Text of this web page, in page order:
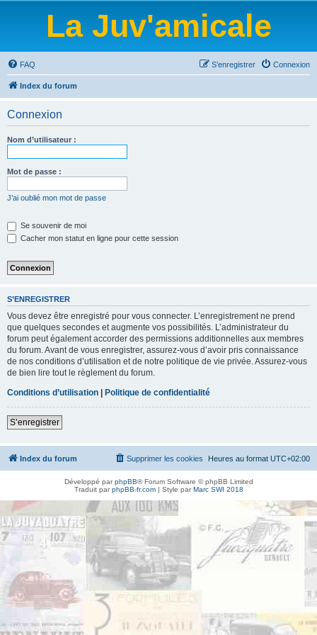
La Juv'amicale
FAQ Connexion
S’enregistrer
Index du forum
Connexion
Nom d’utilisateur :
Mot de passe :
J’ai oublié mon mot de passe
Se souvenir de moi
Cacher mon statut en ligne pour cette session
S’ENREGISTRER
Vous devez être enregistré pour vous connecter. L’enregistrement ne prend
que quelques secondes et augmente vos possibilités. L’administrateur du
forum peut également accorder des permissions additionnelles aux membres
du forum. Avant de vous enregistrer, assurez-vous d’avoir pris connaissance
de nos conditions d’utilisation et de notre politique de vie privée. Assurez-vous
de bien lire tout le règlement du forum.
Conditions d’utilisation | Politique de confidentialité
S’enregistrer
Index du forum Heures au format UTC+02:00
Supprimer les cookies
Développé parphpBB® Forum Software © phpBB Limited
Traduit parphpBB-fr.com| Style parMarc SWI 2018